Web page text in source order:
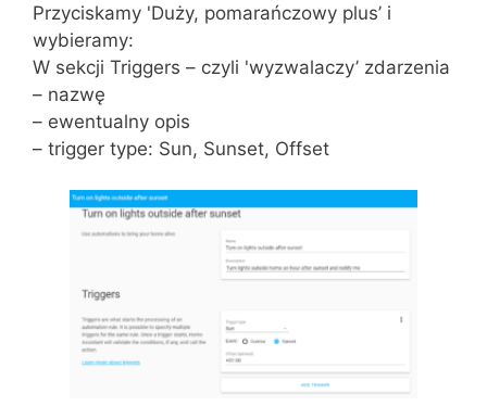
Przyciskamy 'Duży, pomarańczowy plus’ i
wybieramy:
W sekcji Triggers – czyli 'wyzwalaczy’ zdarzenia
– nazwę
– ewentualny opis
– trigger type: Sun, Sunset, Offset